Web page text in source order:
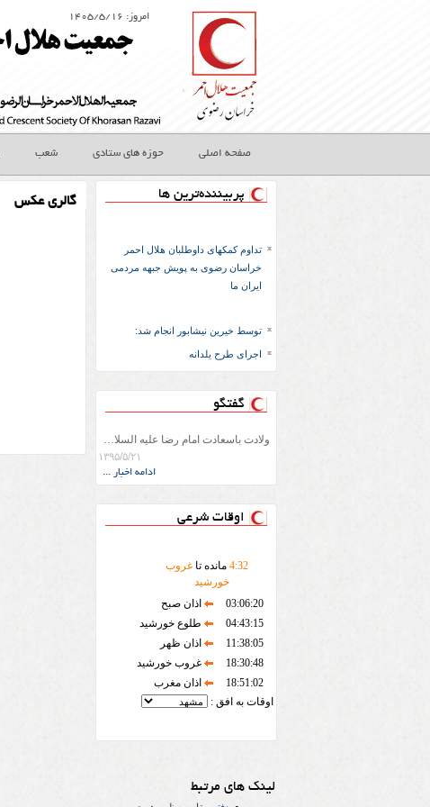
امروز: ۱۴۰۵/۵/۱۶
صفحه اصلی حوزه های ستادی شعب
پربیننده‌ترین ها
تداوم کمکهای داوطلبان هلال احمر
خراسان رضوی به پویش جبهه مردمی
ایران ما
توسط خیرین نیشابور انجام شد:
اجرای طرح یلدانه
گفتگو
ولادت باسعادت امام رضا علیه السلام را به تمامی اعضاء و داوطلبان جمعیت استان تبریک عرض می نماییم.
۱۳۹۵/۵/۲۱
ادامه اخبار ...
اوقات شرعی
4:32 مانده تاغروب
خورشید
03:06:20
اذان صبح
04:43:15
طلوع خورشید
11:38:05
اذان ظهر
18:30:48
غروب خورشید
18:51:02
اذان مغرب
اوقات به افق :
گالری عکس
لینک های مرتبط